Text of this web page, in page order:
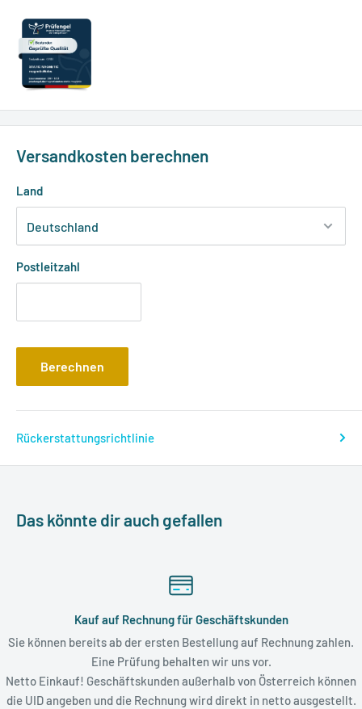
Versandkosten berechnen
Land
Postleitzahl
Berechnen
Rückerstattungsrichtlinie
Das könnte dir auch gefallen
Kauf auf Rechnung für Geschäftskunden
Sie können bereits ab der ersten Bestellung auf Rechnung zahlen.
Eine Prüfung behalten wir uns vor.
Netto Einkauf! Geschäftskunden außerhalb von Österreich können
die UID angeben und die Rechnung wird direkt in netto ausgestellt.